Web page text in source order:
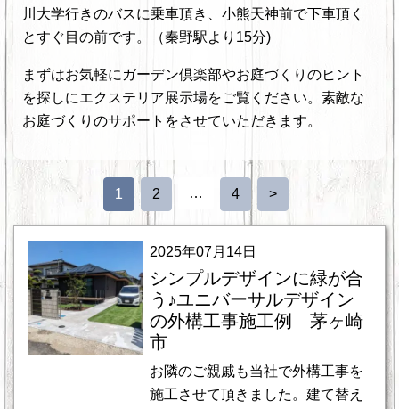
川大学行きのバスに乗車頂き、小熊天神前で下車頂く
とすぐ目の前です。（秦野駅より15分)
まずはお気軽にガーデン倶楽部やお庭づくりのヒント
を探しにエクステリア展示場をご覧ください。素敵な
お庭づくりのサポートをさせていただきます。
1 2 … 4 >
2025年07月14日
シンプルデザインに緑が合
う♪ユニバーサルデザイン
の外構工事施工例 茅ヶ崎
市
お隣のご親戚も当社で外構工事を
施工させて頂きました。建て替え